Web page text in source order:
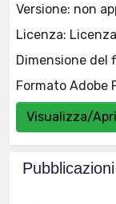
Versione: non
Licenza:
Dimensione del
Formato Adobe
Visualizza/Apri